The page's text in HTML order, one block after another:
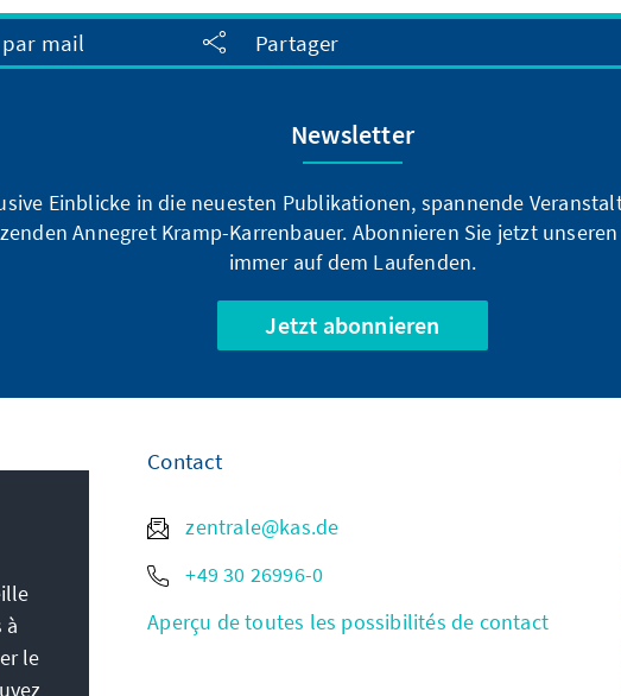
mail Partager
Newsletter
Einblicke in die neuesten Publikationen, spannende
Annegret Kramp-Karrenbauer. Abonnieren Sie jetzt
immer auf dem Laufenden.
Jetzt abonnieren
au
la
Contact
zentrale@kas.de
+49 30 26996-0
Aperçu de toutes les possibilités de contact
à
le